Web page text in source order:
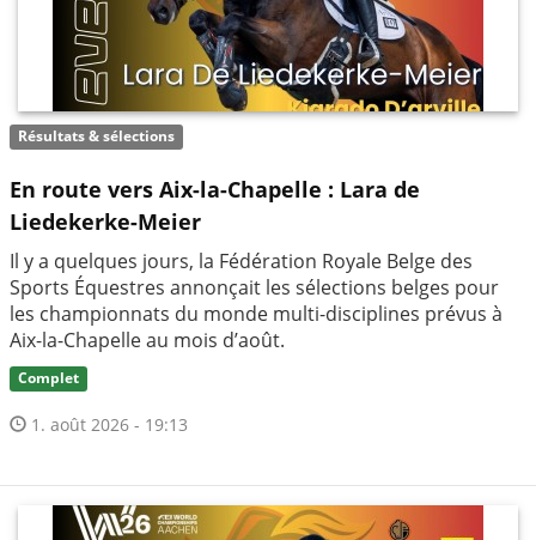
Résultats & sélections
En route vers Aix-la-Chapelle : Lara de
Liedekerke-Meier
Il y a quelques jours, la Fédération Royale Belge des
Sports Équestres annonçait les sélections belges pour
les championnats du monde multi-disciplines prévus à
Aix-la-Chapelle au mois d’août.
Complet
1. août 2026 - 19:13